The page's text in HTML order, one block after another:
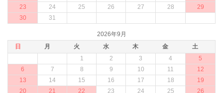
23
24 25 26 27 28
29
30
31
2026年9月
日
月 火 水 木 金
土
1
2 3 4
5
6
7 8 9 10 11
12
13
14 15 16 17 18
19
20
21 22 23 24 25
26